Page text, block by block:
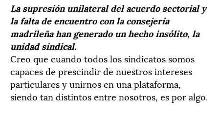
La supresión unilateral del acuerdo sectorial y
la falta de encuentro con la consejería
madrileña han generado un hecho insólito, la
unidad sindical.
Creo que cuando todos los sindicatos somos
capaces de prescindir de nuestros intereses
particulares y unirnos en una plataforma,
siendo tan distintos entre nosotros, es por algo.